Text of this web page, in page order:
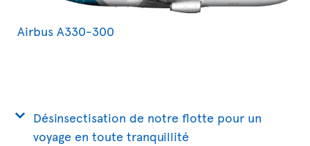
Airbus A330-300
Désinsectisation de notre flotte pour un
voyage en toute tranquillité